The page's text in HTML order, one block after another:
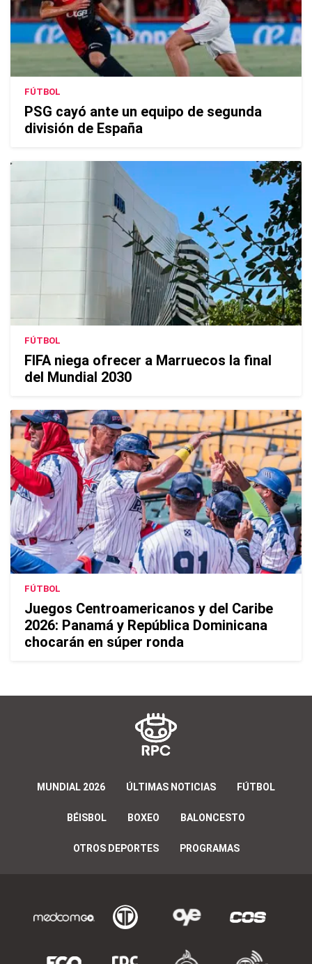
FÚTBOL
PSG cayó ante un equipo de segunda
división de España
FÚTBOL
FIFA niega ofrecer a Marruecos la final
del Mundial 2030
FÚTBOL
Juegos Centroamericanos y del Caribe
2026: Panamá y República Dominicana
chocarán en súper ronda
MUNDIAL 2026 ÚLTIMAS NOTICIAS FÚTBOL
BÉISBOL BOXEO BALONCESTO
OTROS DEPORTES PROGRAMAS